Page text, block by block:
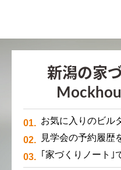
新潟の家
お気に入りのビル
見学会の予約履歴
｢家づくりノート｣